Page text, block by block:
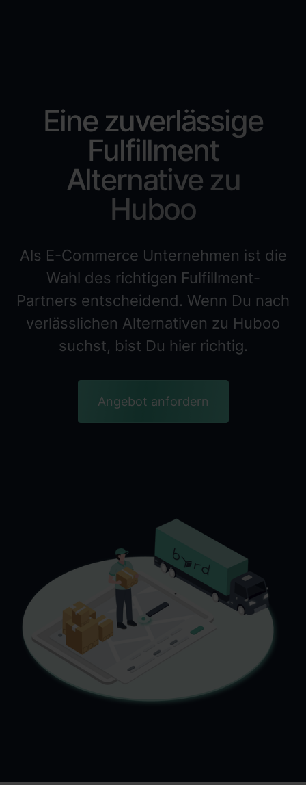
Eine zuverlässige
Fulfillment
Alternative zu
Huboo
Als E-Commerce Unternehmen ist die
Wahl des richtigen Fulfillment-
Partners entscheidend. Wenn Du nach
verlässlichen Alternativen zu Huboo
suchst, bist Du hier richtig.
Angebot anfordern